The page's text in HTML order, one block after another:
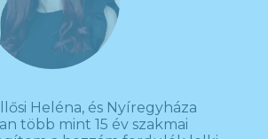
Heléna, és Nyíregyháza
több mint 15 év szakmai